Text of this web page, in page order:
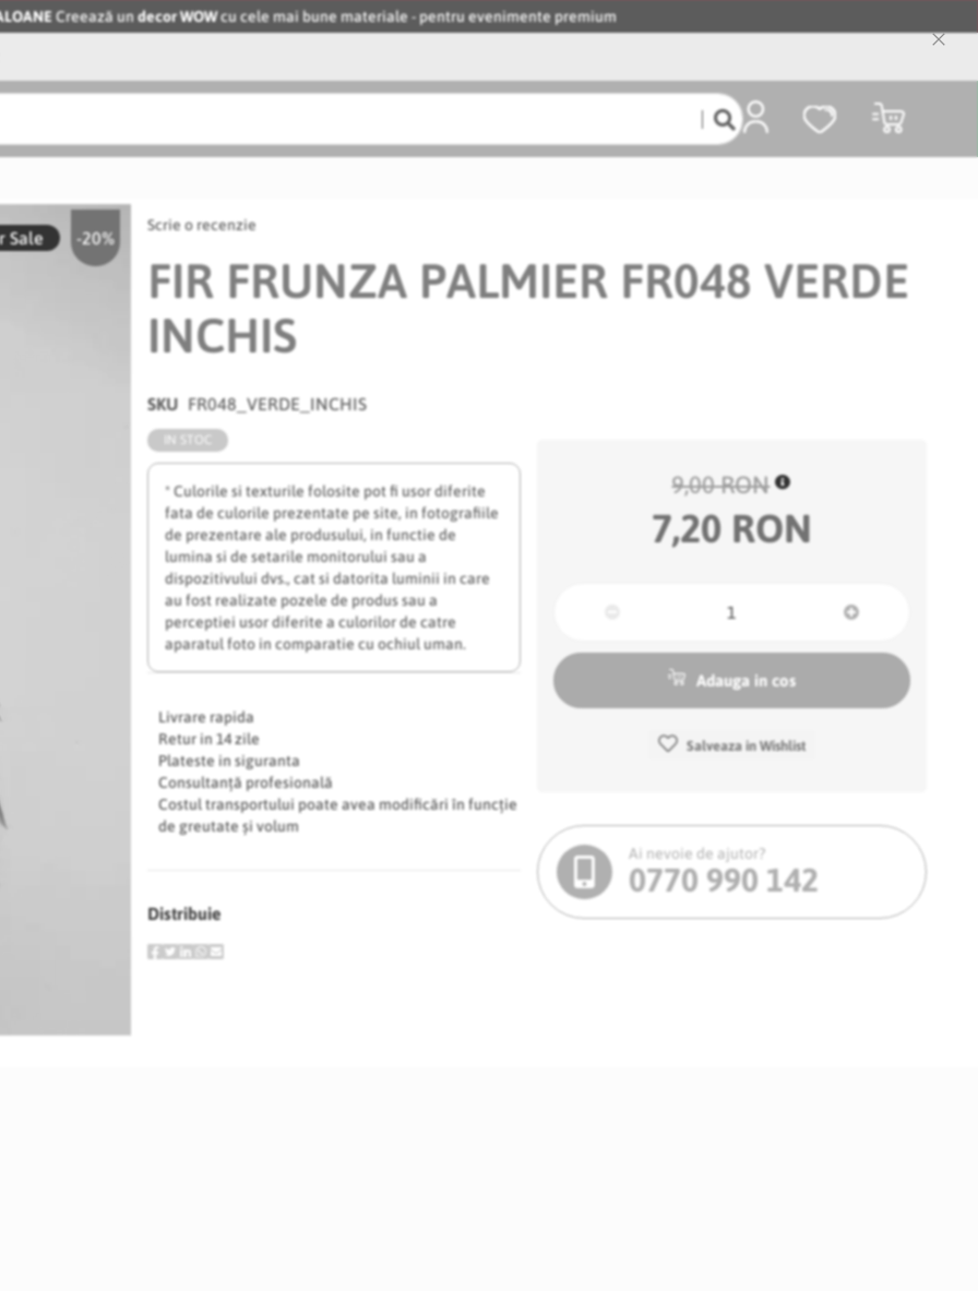
Creează undecor WOWcu cele mai bune materiale - pentru evenimente premium
Coșul meu
-20%
Sale
Scrie o recenzie
FIR FRUNZA PALMIER FR048 VERDE
INCHIS
SKU FR048_VERDE_INCHIS
* Culorile si texturile folosite pot fi usor diferite
fata de culorile prezentate pe site, in fotografiile
de prezentare ale produsului, in functie de
lumina si de setarile monitorului sau a
dispozitivului dvs., cat si datorita luminii in care
au fost realizate pozele de produs sau a
perceptiei usor diferite a culorilor de catre
aparatul foto in comparatie cu ochiul uman.
Livrare rapida
Retur in 14 zile
Plateste in siguranta
Consultanță profesională
Costul transportului poate avea modificări în funcție
de greutate și volum
Distribuie
9,00 RON
7,20 RON
Adauga in cos
Salveaza in Wishlist
Ai nevoie de ajutor?
0770 990 142